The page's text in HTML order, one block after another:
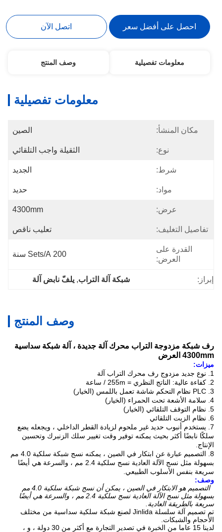
احصل على أفضل سعر اتصل الآن
معلومات تفصيلية وصف المنتج
معلومات تفصيلية
مكان المنشأ: الصين
نوع: الثقيلة واجب التلقائي
شرط: الجديد
مواد: حديد
عرض: 4300mm
تفاصيل التغليف: تعليب ناقص
القدرة على
العرض:
200 Sets/a سنة
إبراز: شبكة آلة التراب, يلفّ نابض آلة
وصف المنتج
رف شبكة مزدوجة التراب محرك آلة جديدة ، آلة شبكة سداسية
4300mm العرض
ميزات:
4. سلامة الأشعة تحت الحمراء (الخيار)
5. نظام التوقف التلقائي (الخيار)
6. نظام الزيت التلقائي
7. يستخدم أنبوب حديد غير ملحوم لزيادة القطر الداخلي ، ويجعله يضع
سلكًا نابضًا أكثر بحيث يمكنه توفير وقت تغيير سلك الزنبرك وتحسين
الإنتاج.
8. التصميم عبارة عن ابتكار في الصين ، يمكنه نسج شبكة سلكية 4.0 مم
بسهولة مثل نسج الآلة العادية نسج سلكية 2.4 مم ، والسرعة هي أيضًا
سريعة بنفس الأسلوب الطبيعي.
وصف:
التصميم هو الابتكار في الصين ، يمكن أن نسج شبكة سلكية 4.0 مم
بسهولة مثل نسج الآلة العادية نسج سلكية 2.4 مم ، والسرعة هي أيضًا
سريعة بالطريقة العادية.
تم تصميم آلة سلسلة Jinlida لصنع شبكة سلكية سداسية من مختلف
الأحجام والشبكات.
لدينا 15 عاما من الخبرة في تصدير التجارة مع أكثر من 30 دولة ، و ،